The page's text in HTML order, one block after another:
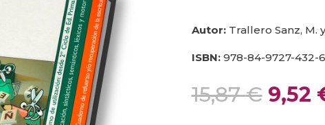
Autor:Trallero Sanz, M.
ISBN:978-84-9727-432-6
15,87€ El
precio
9,52